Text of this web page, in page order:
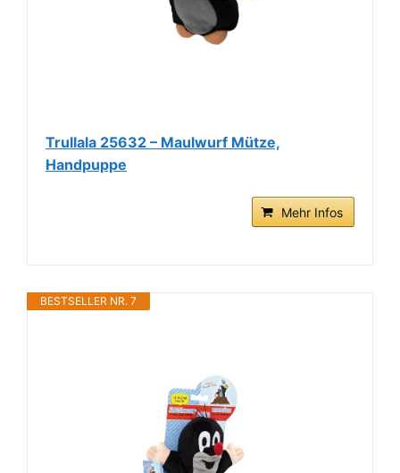
Trullala 25632 – Maulwurf Mütze,
Handpuppe
Mehr Infos
BESTSELLER NR. 7